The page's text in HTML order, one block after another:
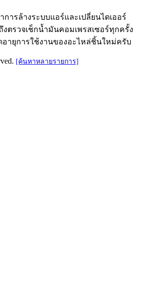
การล้างระบบแอร์และเปลี่ยนไดเออร์
ถึงตรวจเช็กน้ำมันคอมเพรสเซอร์ทุกครั้ง
อายุการใช้งานของอะไหล่ชิ้นใหม่ครับ
[ค้นหาหลายรายการ]